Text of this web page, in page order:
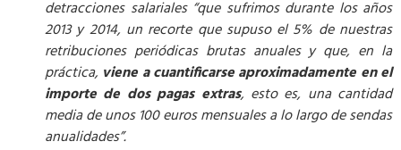
detracciones salariales “que sufrimos durante los años
2013 y 2014, un recorte que supuso el 5% de nuestras
retribuciones periódicas brutas anuales y que, en la
práctica, viene a cuantificarse aproximadamente en el
importe de dos pagas extras, esto es, una cantidad
media de unos 100 euros mensuales a lo largo de sendas
anualidades”.